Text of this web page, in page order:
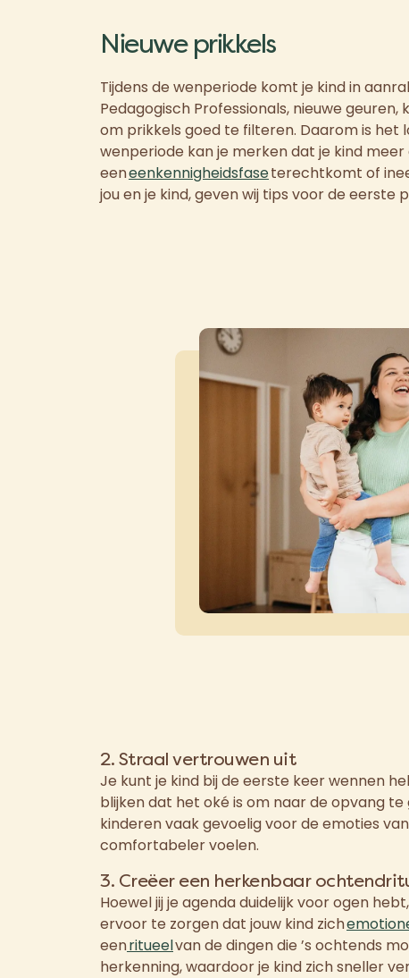
Nieuwe prikkels
Tijdens de wenperiode komt je kind in
Pedagogisch Professionals, nieuwe
om prikkels goed te filteren. Daarom is het
wenperiode kan je merken dat je kind meer
eeneenkennigheidsfaseterechtkomt of
jou en je kind, geven wij tips voor de eerste
2. Straal vertrouwen uit
Je kunt je kind bij de eerste keer wennen
blijken dat het oké is om naar de opvang
kinderen vaak gevoelig voor de emoties
comfortabeler voelen.
3. Creëer een herkenbaar
Hoewel jij je agenda duidelijk voor ogen
ervoor te zorgen dat jouw kind zich
eenritueelvan de dingen die ’s ochtends
herkenning, waardoor je kind zich sneller